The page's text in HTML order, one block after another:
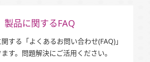
製品に関するFAQ
する「よくあるお問い合わせ(FAQ)」
す。問題解決にご活用ください。